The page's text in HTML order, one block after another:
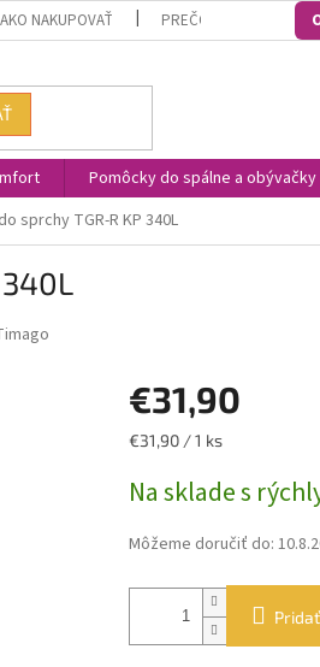
AKO NAKUPOVAŤ PREČO NAKUPOVAŤ U
Pomôcky do spálne a obývačky
sprchy TGR-R KP 340L
€31,90
Jednotková
€31,90 / 1 ks
Na sklade s
Môžeme doručiť do: